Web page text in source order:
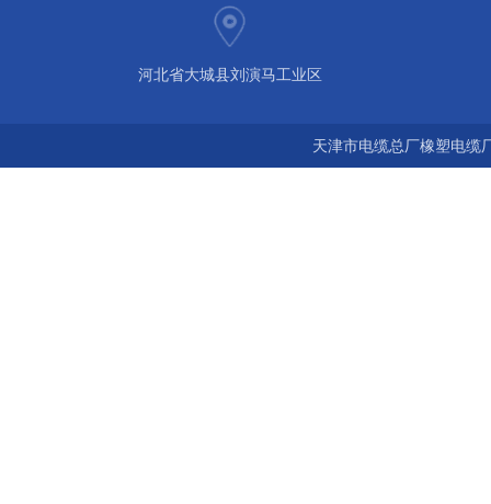
河北省大城县刘演马工业区
天津市电缆总厂橡塑电